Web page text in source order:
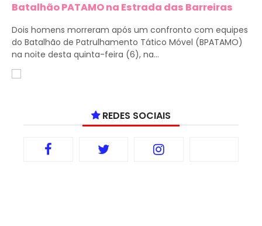
Batalhão PATAMO na Estrada das Barreiras
Dois homens morreram após um confronto com equipes
do Batalhão de Patrulhamento Tático Móvel (BPATAMO)
na noite desta quinta-feira (6), na...
REDES SOCIAIS